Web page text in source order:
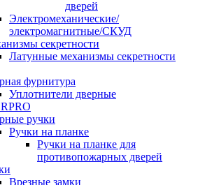
дверей
Электромеханические/
электромагнитные/СКУД
секретности
Латунные механизмы секретности
фурнитура
Уплотнители дверные
ручки
Ручки на планке
Ручки на планке для
противопожарных дверей
Врезные замки